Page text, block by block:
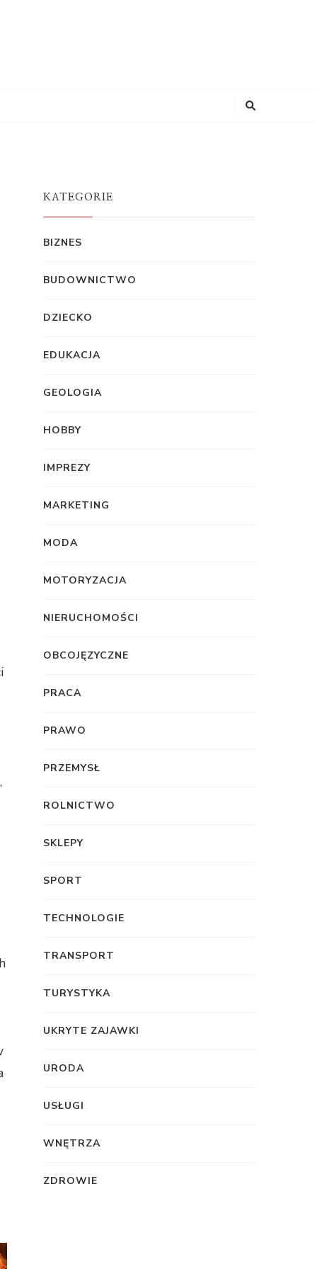
KATEGORIE
BIZNES
BUDOWNICTWO
DZIECKO
EDUKACJA
GEOLOGIA
HOBBY
IMPREZY
MARKETING
MODA
MOTORYZACJA
NIERUCHOMOŚCI
OBCOJĘZYCZNE
PRACA
PRAWO
PRZEMYSŁ
ROLNICTWO
SKLEPY
SPORT
TECHNOLOGIE
TRANSPORT
TURYSTYKA
UKRYTE ZAJAWKI
URODA
USŁUGI
WNĘTRZA
ZDROWIE